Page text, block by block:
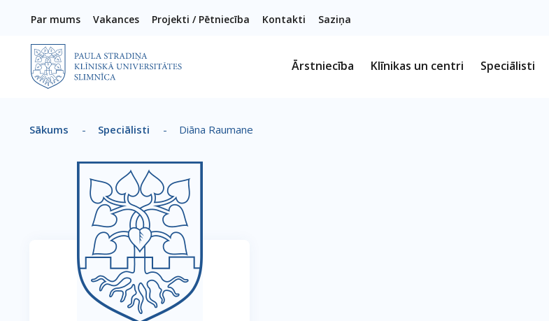
Par mums Vakances Projekti / Pētniecība Kontakti Saziņa
Ārstniecība Klīnikas un centri Speciālisti
Atpakaļceļš
Sākums - Speciālisti - Diāna Raumane